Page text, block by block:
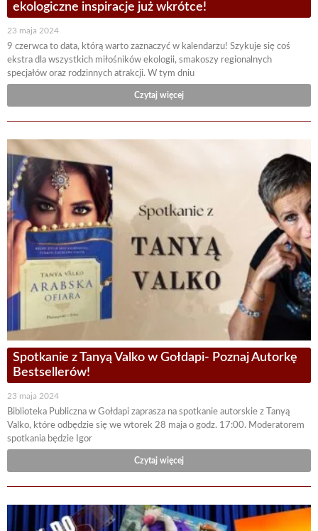
ekologiczne inspiracje już wkrótce!
23 maja 2024
9 czerwca to data, którą warto zaznaczyć w kalendarzu! Szykuje się coś
ekstra dla wszystkich miłośników ekologii, smakoszy regionalnych
specjałów oraz rodzinnych atrakcji. W tym dniu
Czytaj więcej
Spotkanie z Tanyą Valko w Gołdapi- Poznaj Autorkę
Bestsellerów!
23 maja 2024
Biblioteka Publiczna w Gołdapi zaprasza na spotkanie autorskie z Tanyą
Valko, które odbędzie się we wtorek 28 maja o godz. 17:00. Moderatorem
spotkania będzie Igor
Czytaj więcej